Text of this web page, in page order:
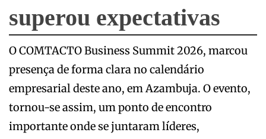
superou expectativas
O COMTACTO Business Summit 2026, marcou
presença de forma clara no calendário
empresarial deste ano, em Azambuja. O evento,
tornou-se assim, um ponto de encontro
importante onde se juntaram líderes,